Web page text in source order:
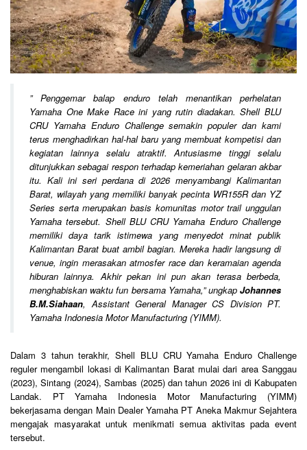
”Penggemar balap enduro telah menantikan perhelatan
Yamaha One Make Race ini yang rutin diadakan. Shell BLU
CRU Yamaha Enduro Challenge semakin populer dan kami
terus menghadirkan hal-hal baru yang membuat kompetisi dan
kegiatan lainnya selalu atraktif. Antusiasme tinggi selalu
ditunjukkan sebagai respon terhadap kemeriahan gelaran akbar
itu. Kali ini seri perdana di 2026 menyambangi Kalimantan
Barat, wilayah yang memiliki banyak pecinta WR155R dan YZ
Series serta merupakan basis komunitas motor trail unggulan
Yamaha tersebut. Shell BLU CRU Yamaha Enduro Challenge
memiliki daya tarik istimewa yang menyedot minat publik
Kalimantan Barat buat ambil bagian. Mereka hadir langsung di
venue, ingin merasakan atmosfer race dan keramaian agenda
hiburan lainnya. Akhir pekan ini pun akan terasa berbeda,
menghabiskan waktu fun bersama Yamaha,” ungkapJohannes
B.M.Siahaan, Assistant General Manager CS Division PT.
Yamaha Indonesia Motor Manufacturing (YIMM).
Dalam 3 tahun terakhir, Shell BLU CRU Yamaha Enduro Challenge
reguler mengambil lokasi di Kalimantan Barat mulai dari area Sanggau
(2023), Sintang (2024), Sambas (2025) dan tahun 2026 ini di Kabupaten
Landak. PT Yamaha Indonesia Motor Manufacturing (YIMM)
bekerjasama dengan Main Dealer Yamaha PT Aneka Makmur Sejahtera
mengajak masyarakat untuk menikmati semua aktivitas pada event
tersebut.